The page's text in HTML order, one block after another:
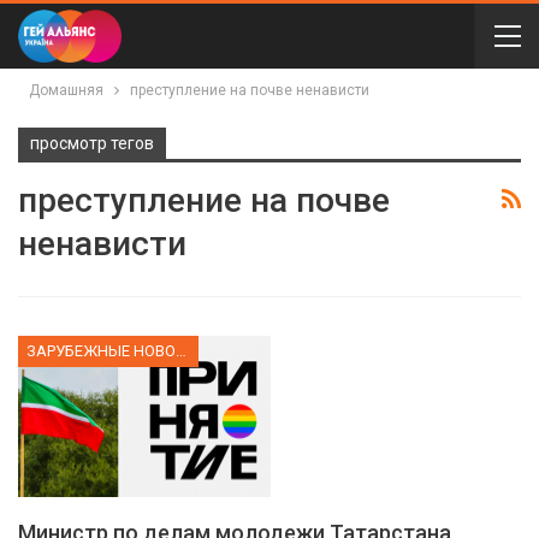
Домашняя преступление на почве ненависти
просмотр тегов
преступление на почве
ненависти
Министр по делам молодежи Татарстана